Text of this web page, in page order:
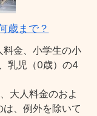
歳まで？
金、小学生の小
乳児（0歳）の4
大人料金のおよ
、例外を除いて